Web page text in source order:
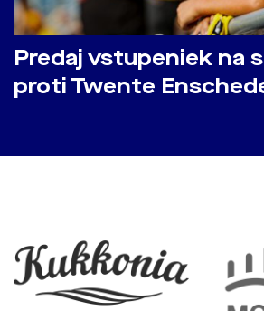
Predaj vstupeniek na
proti Twente